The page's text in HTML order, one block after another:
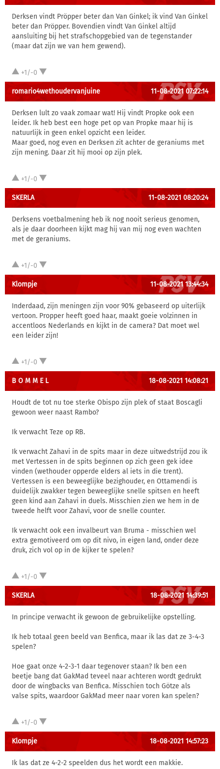
Derksen vindt Pröpper beter dan Van Ginkel; ik vind Van Ginkel
beter dan Pröpper. Bovendien vindt Van Ginkel altijd
aansluiting bij het strafschopgebied van de tegenstander
(maar dat zijn we van hem gewend).
+1/-0
romario4wethoudervanjuine 11-08-2021 07:22:14
Derksen lult zo vaak zomaar wat! Hij vindt Propke ook een
leider. Ik heb best een hoge pet op van Propke maar hij is
natuurlijk in geen enkel opzicht een leider.
Maar goed, nog even en Derksen zit achter de geraniums met
zijn mening. Daar zit hij mooi op zijn plek.
+1/-0
SKERLA 11-08-2021 08:20:24
Derksens voetbalmening heb ik nog nooit serieus genomen,
als je daar doorheen kijkt mag hij van mij nog even wachten
met de geraniums.
+1/-0
Klompje 11-08-2021 13:44:34
Inderdaad, zijn meningen zijn voor 90% gebaseerd op uiterlijk
vertoon. Propper heeft goed haar, maakt goeie volzinnen in
accentloos Nederlands en kijkt in de camera? Dat moet wel
een leider zijn!
+1/-0
B O M M E L 18-08-2021 14:08:21
Houdt de tot nu toe sterke Obispo zijn plek of staat Boscagli
gewoon weer naast Rambo?
Ik verwacht Teze op RB.
Ik verwacht Zahavi in de spits maar in deze uitwedstrijd zou ik
met Vertessen in de spits beginnen op zich geen gek idee
vinden (wethouder opperde elders al iets in die trent).
Vertessen is een beweeglijke bezighouder, en Ottamendi is
duidelijk zwakker tegen beweeglijke snelle spitsen en heeft
geen kind aan Zahavi in duels. Misschien zien we hem in de
tweede helft voor Zahavi, voor de snelle counter.
Ik verwacht ook een invalbeurt van Bruma - misschien wel
extra gemotiveerd om op dit nivo, in eigen land, onder deze
druk, zich vol op in de kijker te spelen?
+1/-0
SKERLA 18-08-2021 14:39:51
In principe verwacht ik gewoon de gebruikelijke opstelling.
Ik heb totaal geen beeld van Benfica, maar ik las dat ze 3-4-3
spelen?
Hoe gaat onze 4-2-3-1 daar tegenover staan? Ik ben een
beetje bang dat GakMad teveel naar achteren wordt gedrukt
door de wingbacks van Benfica. Misschien toch Götze als
valse spits, waardoor GakMad meer naar voren kan spelen?
+1/-0
Klompje 18-08-2021 14:57:23
Ik las dat ze 4-2-2 speelden dus het wordt een makkie.